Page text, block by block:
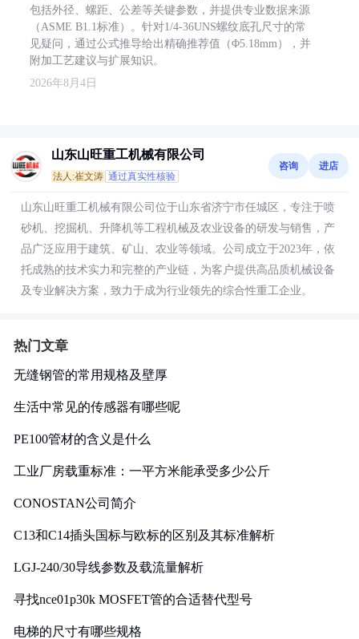
包括外径、螺距、公差等关键参数，并提供专业数据来源
（ASME B1.1标准）。针对1/4-36UNS螺纹底孔尺寸的常
见疑问，通过公式推导给出精确推荐值（Φ5.18mm），并
附加工艺建议与扩展知识。
2026年8月4日
山东山旺重工机械有限公司
法人:崔文涛 通过真实性核验
咨询 进店
山东山旺重工机械有限公司位于山东省济宁市任城区，专注于喷
砂机、挖掘机、升降机等工程机械及农业设备的研发与销售，产
品广泛应用于建筑、矿山、农业等领域。公司成立于2023年，依
托成熟的技术实力和完整的产业链，为客户提供高品质机械设备
及专业解决方案，致力于成为行业领先的综合性重工企业。
热门文章
无缝钢管的常用规格及壁厚
生活中常见的传感器有哪些呢
PE100管材的含义是什么
工业厂房载重标准：一平方米能承受多少公斤
CONOSTAN公司简介
C13和C14插头国标与欧标的区别及其标准解析
LGJ-240/30导线参数及载流量解析
寻找nce01p30k MOSFET管的合适替代型号
电梯的尺寸有哪些规格